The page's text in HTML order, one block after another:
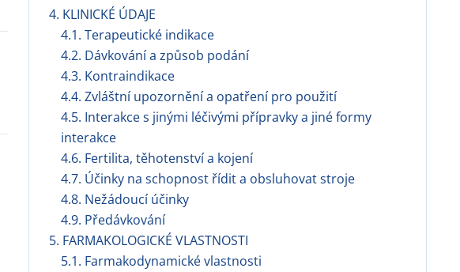
4. KLINICKÉ ÚDAJE
4.1. Terapeutické indikace
4.2. Dávkování a způsob podání
4.3. Kontraindikace
4.4. Zvláštní upozornění a opatření pro použití
4.5. Interakce s jinými léčivými přípravky a jiné formy
interakce
4.6. Fertilita, těhotenství a kojení
4.7. Účinky na schopnost řídit a obsluhovat stroje
4.8. Nežádoucí účinky
4.9. Předávkování
5. FARMAKOLOGICKÉ VLASTNOSTI
5.1. Farmakodynamické vlastnosti